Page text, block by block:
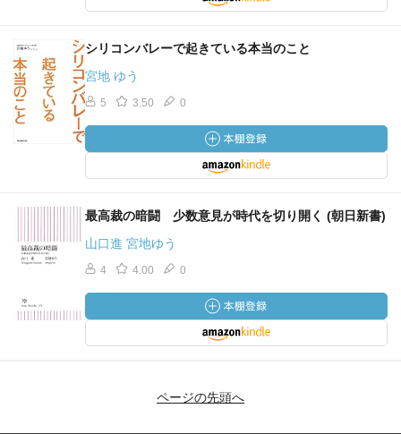
シリコンバレーで起きている本当のこと
宮地 ゆう
5 3.50 0
最高裁の暗闘 少数意見が時代を切り開く (朝日新書)
山口進 宮地ゆう
4 4.00 0
ページの先頭へ